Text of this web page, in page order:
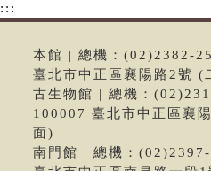
:::
本館 | 總機：(02)2382-
臺北市中正區襄陽路2號 (
古生物館 | 總機：
100007 臺北市中正區襄
面)
南門館 | 總機：